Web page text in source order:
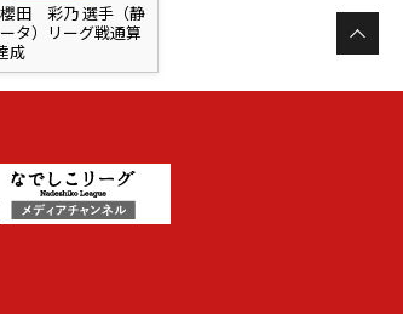
櫻田 彩乃 選手（静
タ）リーグ戦通算
成